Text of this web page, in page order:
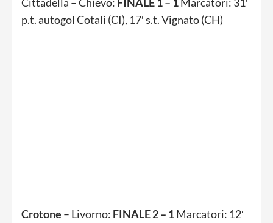
p.t. autogol Cotali (CI), 17′ s.t. Vignato (CH)
Crotone – Livorno: FINALE 2 – 1Marcatori: 12′